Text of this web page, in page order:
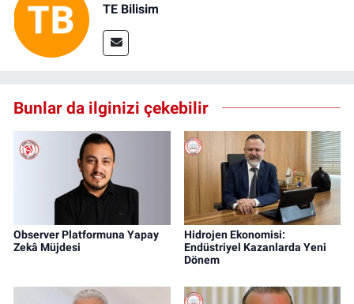
TE Bilisim
Bunlar da ilginizi çekebilir
Observer Platformuna Yapay
Zekâ Müjdesi
Hidrojen Ekonomisi:
Endüstriyel Kazanlarda Yeni
Dönem